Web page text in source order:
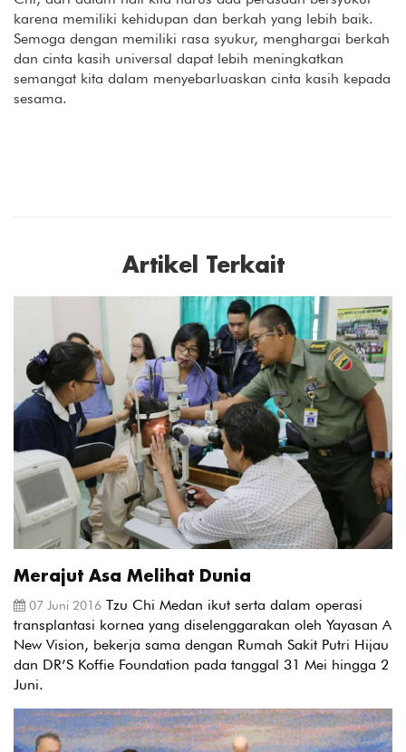
karena memiliki kehidupan dan berkah yang lebih baik.
Semoga dengan memiliki rasa syukur, menghargai berkah
dan cinta kasih universal dapat lebih meningkatkan
semangat kita dalam menyebarluaskan cinta kasih kepada
sesama.
Artikel Terkait
Merajut Asa Melihat Dunia
07 Juni 2016 Tzu Chi Medan ikut serta dalam operasi
transplantasi kornea yang diselenggarakan oleh Yayasan A
New Vision, bekerja sama dengan Rumah Sakit Putri Hijau
dan DR’S Koffie Foundation pada tanggal 31 Mei hingga 2
Juni.